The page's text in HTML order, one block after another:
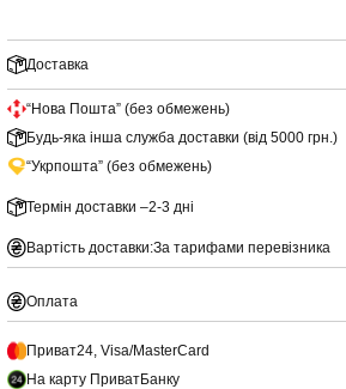
Доставка
“Нова Пошта” (без обмежень)
Будь-яка інша служба доставки (від 5000 грн.)
“Укрпошта” (без обмежень)
Термін доставки –2-3 дні
Вартість доставки:За тарифами перевізника
Оплата
Приват24, Visa/MasterCard
На карту ПриватБанку